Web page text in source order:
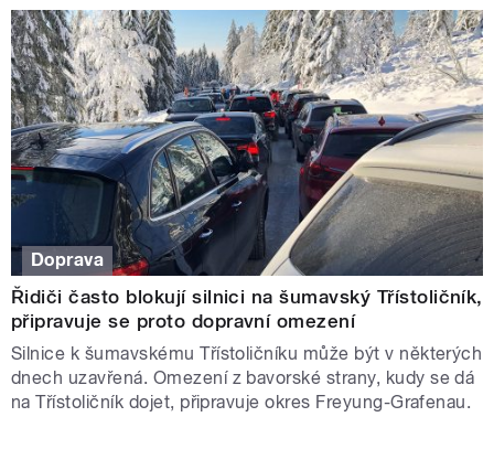
Doprava
Řidiči často blokují silnici na šumavský Třístoličník,
připravuje se proto dopravní omezení
Silnice k šumavskému Třístoličníku může být v některých
dnech uzavřená. Omezení z bavorské strany, kudy se dá
na Třístoličník dojet, připravuje okres Freyung-Grafenau.